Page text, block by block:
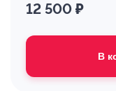
12 500 ₽
В